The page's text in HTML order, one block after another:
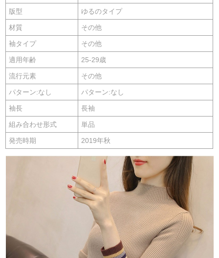
版型 ゆるのタイプ
材質 その他
袖タイプ その他
適用年齢 25-29歳
流行元素 その他
パターン:なし パターン:なし
袖長 長袖
組み合わせ形式 単品
発売時期 2019年秋